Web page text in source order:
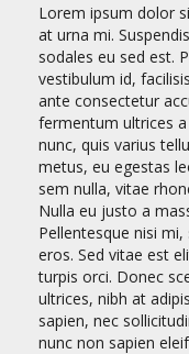
Lorem ipsum dolor
at urna mi.
sodales eu sed est.
vestibulum id,
ante consectetur
fermentum ultrices
nunc, quis varius
metus, eu egestas
sem nulla, vitae
Nulla eu justo a
Pellentesque nisi
eros. Sed vitae est
turpis orci. Donec
ultrices, nibh at
sapien, nec
nunc non sapien